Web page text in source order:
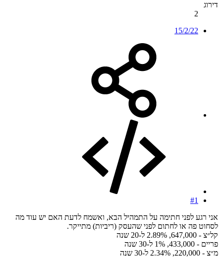
דירוג
2
15/2/22
#1
אני רגע לפני חתימה על התמהיל הבא, ואשמח לדעת האם יש עוד מה
לסחוט פה או לחתום לפני שהעסק (ריביות) מתייקר.
קל״צ - 647,000, 2.89% ל-20 שנה
פריים - 433,000, 1% ל-30 שנה
מ״צ - 220,000, 2.34% ל-30 שנה